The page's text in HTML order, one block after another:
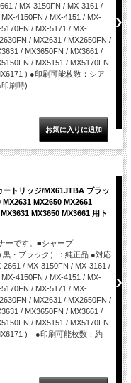
/ MX-3150FN / MX-3161 /
4150FN / MX-4151 / MX-
/ MX-5171 / MX-
/ MX2631 / MX2650FN /
/ MX3650FN / MX3661 /
/ MX5151 / MX5170FN
) ●印刷可能枚数：シア
刷時)
トリッジ/MX61JTBA ブラッ
MX2650 MX2661
MX3650 MX3661 用ト
ーです。■シャープ
黒・ブラック）：純正品 ●対応
/ MX-3150FN / MX-3161 /
4150FN / MX-4151 / MX-
/ MX-5171 / MX-
/ MX2631 / MX2650FN /
/ MX3650FN / MX3661 /
/ MX5151 / MX5170FN
) ●印刷可能枚数：約